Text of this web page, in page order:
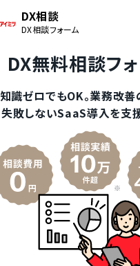
DX相談
DX相談フォーム
DX無料相談フ
知識ゼロでもOK。業務改
失敗しないSaaS導入を支援